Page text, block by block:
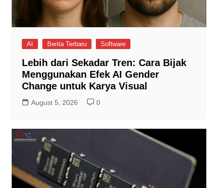
AI Berita Terbaru Software
Lebih dari Sekadar Tren: Cara Bijak
Menggunakan Efek AI Gender
Change untuk Karya Visual
August 5, 2026 0